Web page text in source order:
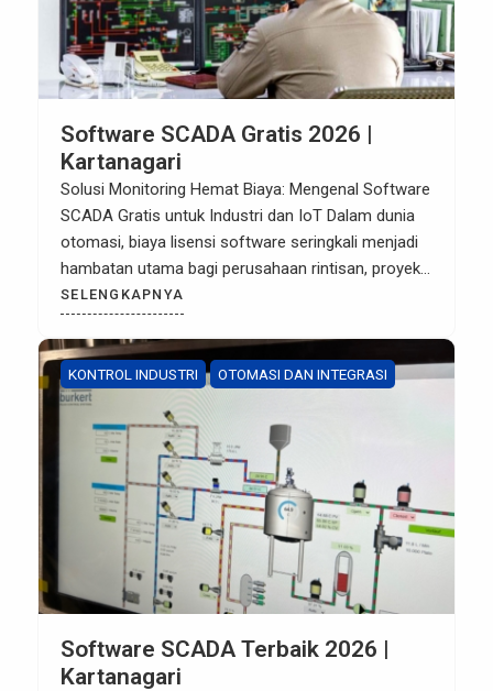
Software SCADA Gratis 2026 |
Kartanagari
Solusi Monitoring Hemat Biaya: Mengenal Software
SCADA Gratis untuk Industri dan IoT Dalam dunia
otomasi, biaya lisensi software seringkali menjadi
hambatan utama bagi perusahaan rintisan, proyek
riset, maupun UKM. Namun, tahukah Anda bahwa
saat ini tersedia berbagai pilihan Software SCADA
Gratis yang memiliki fitur tangguh dan mampu
bersaing dengan brand berbayar? Penggunaan
software SCADA gratis […]
SELENGKAPNYA
KONTROL INDUSTRI OTOMASI DAN INTEGRASI
Software SCADA Terbaik 2026 |
Kartanagari